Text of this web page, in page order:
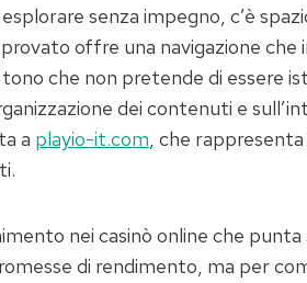
senza impegno, c’è
offre una navigazione che
che non pretende di essere
dei contenuti e
a playio-it.com, che
nei casinò online che
di rendimento, ma per